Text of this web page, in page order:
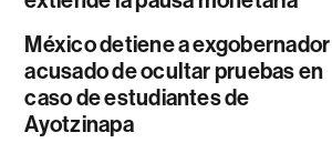
México detiene a exgobernador
acusado de ocultar pruebas en
caso de estudiantes de
Ayotzinapa